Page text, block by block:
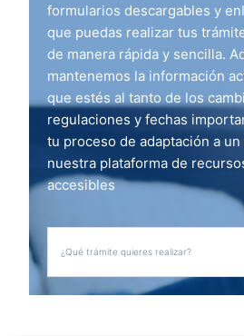
formularios descargables y
que puedas realizar tus
de manera rápida y sencilla.
mantenemos la información
que estés al tanto de los
regulaciones y fechas
tu proceso de adaptación a
nuestra plataforma de
accesibles